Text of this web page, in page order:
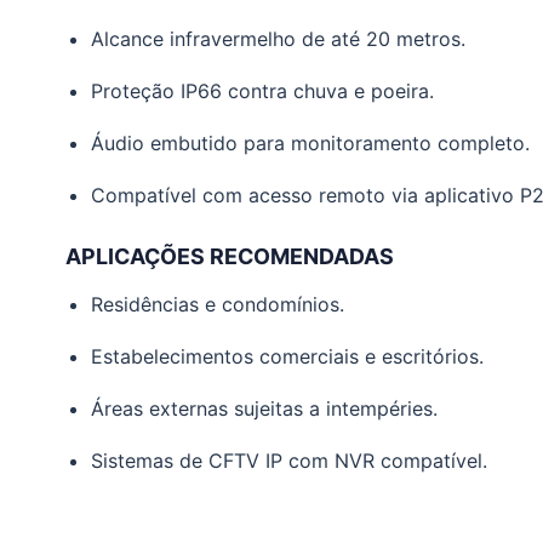
Alcance infravermelho de até 20 metros.
Proteção IP66 contra chuva e poeira.
Áudio embutido para monitoramento completo.
Compatível com acesso remoto via aplicativo
APLICAÇÕES RECOMENDADAS
Residências e condomínios.
Estabelecimentos comerciais e escritórios.
Áreas externas sujeitas a intempéries.
Sistemas de CFTV IP com NVR compatível.